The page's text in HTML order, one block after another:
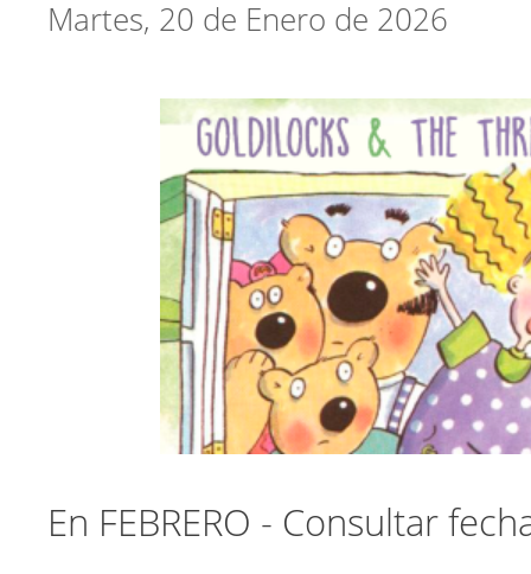
Martes, 20 de Enero de 2026
En FEBRERO - Consultar